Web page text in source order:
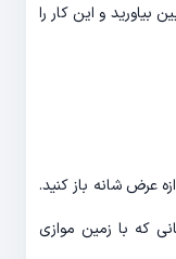
بیاورید و این کار را
عرض شانه باز کنید.
که با زمین موازی